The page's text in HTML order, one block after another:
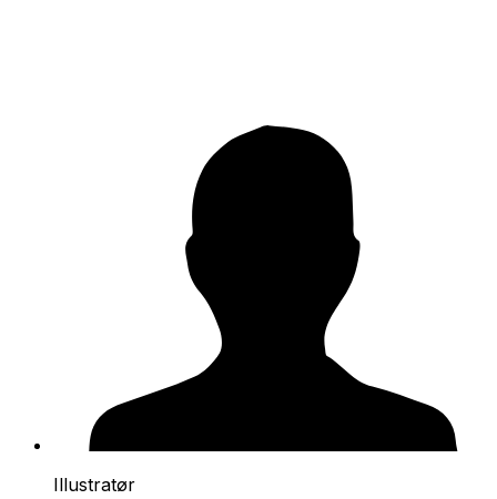
Illustratør